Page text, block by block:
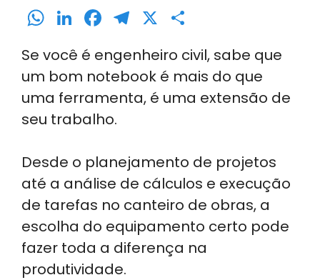
W
a
ts
A
p
p
Li
n
k
e
dI
n
F
c
e
b
o
o
k
T
e
gr
a
X
ar
e
Se você é engenheiro civil, sabe que
um bom notebook é mais do que
uma ferramenta, é uma extensão de
seu trabalho.
Desde o planejamento de projetos
até a análise de cálculos e execução
de tarefas no canteiro de obras, a
escolha do equipamento certo pode
fazer toda a diferença na
produtividade.